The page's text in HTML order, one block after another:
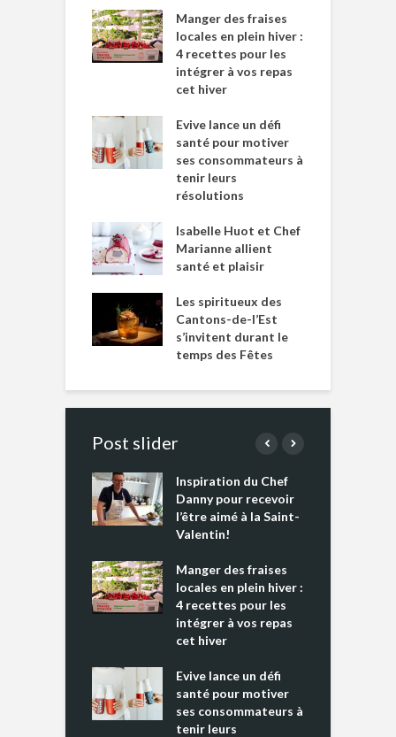
Manger des fraises
locales en plein hiver :
4 recettes pour les
intégrer à vos repas
cet hiver
Evive lance un défi
santé pour motiver
ses consommateurs à
tenir leurs
résolutions
Isabelle Huot et Chef
Marianne allient
santé et plaisir
Les spiritueux des
Cantons-de-l’Est
s’invitent durant le
temps des Fêtes
Post slider
Inspiration du Chef
Danny pour recevoir
l’être aimé à la Saint-
Valentin!
Manger des fraises
locales en plein hiver :
4 recettes pour les
intégrer à vos repas
cet hiver
Evive lance un défi
santé pour motiver
ses consommateurs à
tenir leurs